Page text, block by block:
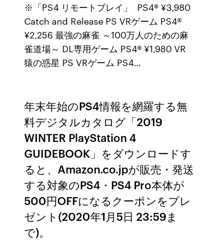
※「PS4 リモートプレイ」 PS4® ¥3,980
Catch and Release PS VRゲーム PS4®
¥2,256 最強の麻雀 ～100万人のための麻
雀道場～ DL専用ゲーム PS4® ¥1,980 VR
猿の惑星 PS VRゲーム PS4…
年末年始のPS4情報を網羅する無
料デジタルカタログ「2019
WINTER PlayStation 4
GUIDEBOOK」をダウンロードす
ると、Amazon.co.jpが販売・発送
する対象のPS4・PS4 Pro本体が
500円OFFになるクーポンをプレ
ゼント(2020年1月5日 23:59ま
で)。